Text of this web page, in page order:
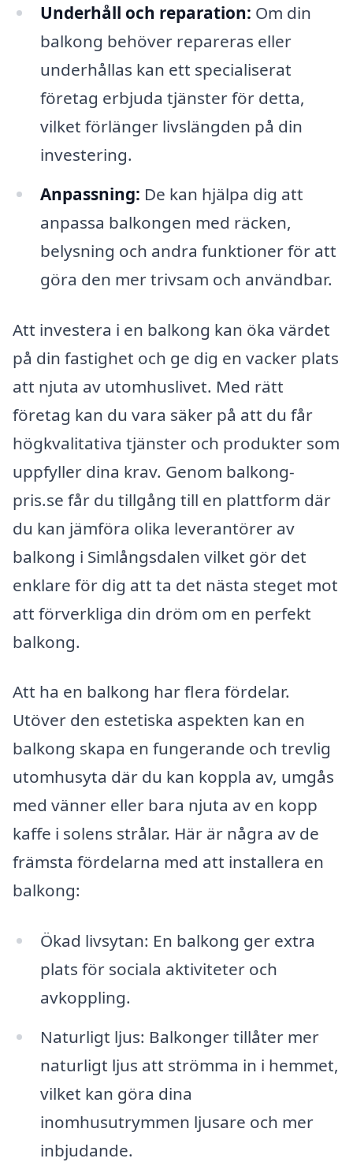
Underhåll och reparation: Om din
balkong behöver repareras eller
underhållas kan ett specialiserat
företag erbjuda tjänster för detta,
vilket förlänger livslängden på din
investering.
Anpassning: De kan hjälpa dig att
anpassa balkongen med räcken,
belysning och andra funktioner för att
göra den mer trivsam och användbar.
Att investera i en balkong kan öka värdet
på din fastighet och ge dig en vacker plats
att njuta av utomhuslivet. Med rätt
företag kan du vara säker på att du får
högkvalitativa tjänster och produkter som
uppfyller dina krav. Genom balkong-
pris.se får du tillgång till en plattform där
du kan jämföra olika leverantörer av
balkong i Simlångsdalen vilket gör det
enklare för dig att ta det nästa steget mot
att förverkliga din dröm om en perfekt
balkong.
Att ha en balkong har flera fördelar.
Utöver den estetiska aspekten kan en
balkong skapa en fungerande och trevlig
utomhusyta där du kan koppla av, umgås
med vänner eller bara njuta av en kopp
kaffe i solens strålar. Här är några av de
främsta fördelarna med att installera en
balkong:
Ökad livsytan: En balkong ger extra
plats för sociala aktiviteter och
avkoppling.
Naturligt ljus: Balkonger tillåter mer
naturligt ljus att strömma in i hemmet,
vilket kan göra dina
inomhusutrymmen ljusare och mer
inbjudande.